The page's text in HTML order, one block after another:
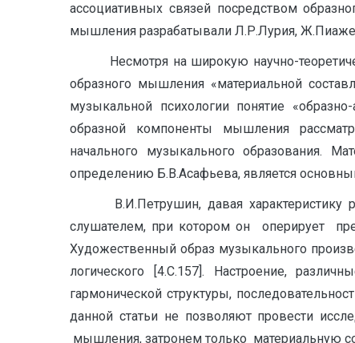
ассоциативных связей посредством
мышления разрабатывали Л.Р.Лурия,
Несмотря на широкую научно-
образного мышления «материальной
музыкальной психологии понятие
образной компоненты мышления
начального музыкального образования.
определению Б.В.Асафьева, является
В.И.Петрушин, давая характеристику
слушателем, при котором он оперирует
Художественный образ музыкального
логического [4.С.157]. Настроение,
гармонической структуры,
данной статьи не позволяют провести
мышления, затронем только материальную